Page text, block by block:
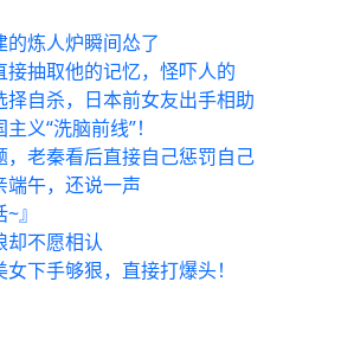
的炼人炉瞬间怂了
抽取他的记忆，怪吓人的
择自杀，日本前女友出手相助
义“洗脑前线”！
，老秦看后直接自己惩罚自己
端午，还说一声
』
却不愿相认
下手够狠，直接打爆头！